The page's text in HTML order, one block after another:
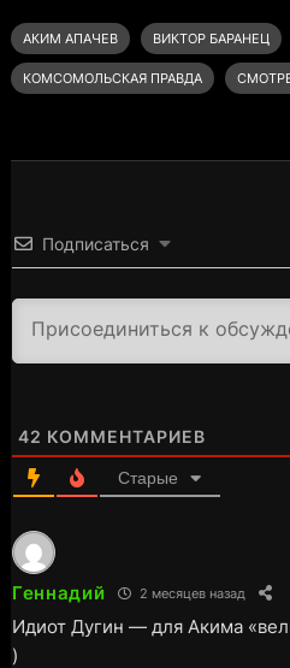
АКИМ АПАЧЕВ ВИКТОР БАРАНЕЦ
КОМСОМОЛЬСКАЯ ПРАВДА
Подписаться
42 КОММЕНТАРИЕВ
Старые
Геннадий 2 месяцев назад
Идиот Дугин — для Акима
)